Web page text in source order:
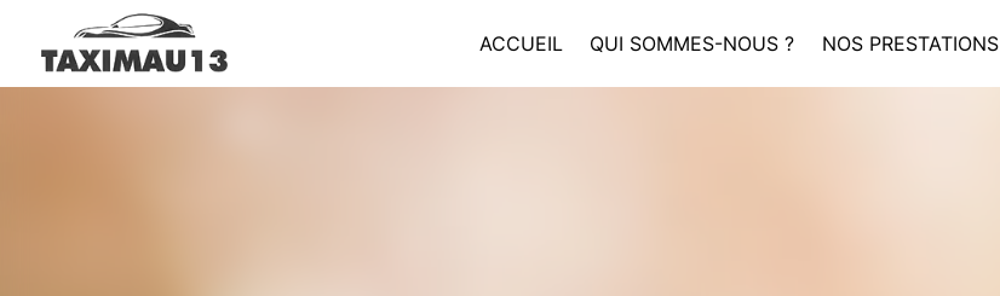
ACCUEIL QUI SOMMES-NOUS ? NOS PRESTATIONS
Panneau de gestion des cookies